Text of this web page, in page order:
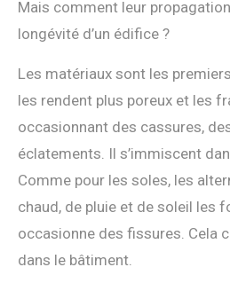
Mais comment leur
longévité d’un édifice ?
Les matériaux sont les
les rendent plus poreux et les
occasionnant des cassures,
éclatements. Il s’immiscent
Comme pour les soles, les
chaud, de pluie et de soleil les
occasionne des fissures. Cela
dans le bâtiment.